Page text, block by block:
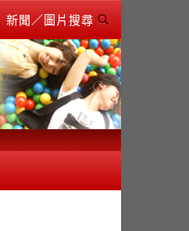
新聞／圖片搜尋